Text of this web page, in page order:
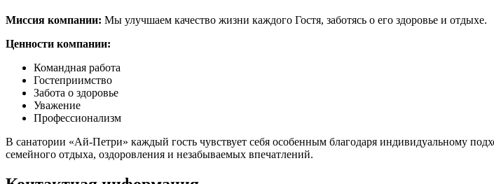
Миссия компании: Мы улучшаем качество жизни каждого Гостя, заботясь о его здоровье и отдыхе.
Ценности компании:
Командная работа
Гостеприимство
Забота о здоровье
Уважение
Профессионализм
В санатории «Ай-Петри» каждый гость чувствует себя особенным благодаря индивидуальному
семейного отдыха, оздоровления и незабываемых впечатлений.